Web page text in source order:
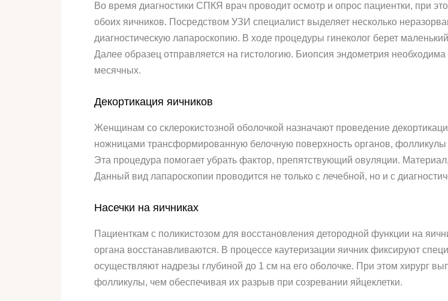
Во время диагностики СПКЯ врач проводит осмотр и опрос пациентки, при
обоих яичников. Посредством УЗИ специалист выделяет несколько
диагностическую лапароскопию. В ходе процедуры гинеколог берет
Далее образец отправляется на гистологию. Биопсия эндометрия
месячных.
Декортикация яичников
Женщинам со склерокистозной оболочкой назначают проведение
ножницами трансформированную белочную поверхность органов,
Эта процедура помогает убрать фактор, препятствующий овуляции.
Данный вид лапароскопии проводится не только с лечебной, но и с
Насечки на яичниках
Пациенткам с поликистозом для восстановления детородной функции на
органа восстанавливаются. В процессе каутеризации яичник фиксируют
осуществляют надрезы глубиной до 1 см на его оболочке. При этом хирург
фолликулы, чем обеспечивая их разрыв при созревании яйцеклетки.